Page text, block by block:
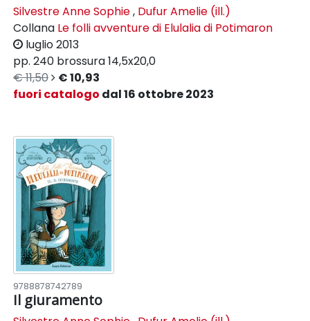
Silvestre Anne Sophie, Dufur Amelie (ill.)
Collana Le folli avventure di Elulalia di Potimaron
luglio 2013
pp. 240 brossura14,5x20,0
€ 11,50
€ 10,93
fuori catalogo dal 16 ottobre 2023
9788878742789
Il giuramento